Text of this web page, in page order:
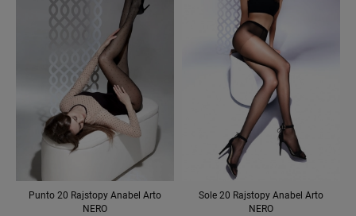
Punto 20 Rajstopy Anabel Arto
NERO
Sole 20 Rajstopy Anabel Arto
NERO